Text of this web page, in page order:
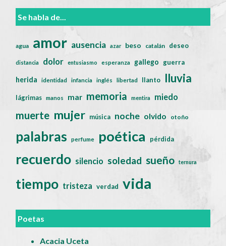
Se habla de...
agua amor ausencia azar beso catalán deseo
distancia dolor entusiasmo esperanza gallego guerra
herida identidad infancia inglés libertad llanto lluvia
lágrimas manos mar memoria mentira miedo
muerte mujer música noche olvido otoño
palabras perfume poética pérdida
recuerdo silencio soledad sueño ternura
tiempo tristeza verdad vida
Poetas
Acacia Uceta